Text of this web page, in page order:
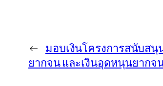
← มอบเงินโครงการสนับส
ยากจน และเงินอุดหนุนยากจ